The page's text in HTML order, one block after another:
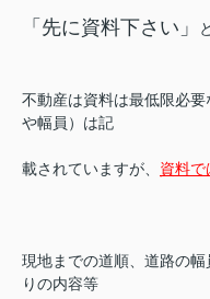
「先に資料下さい」
不動産は資料は最低限必
や幅員）は記
載されていますが、 資料で
現地までの道順、道路の
りの内容等